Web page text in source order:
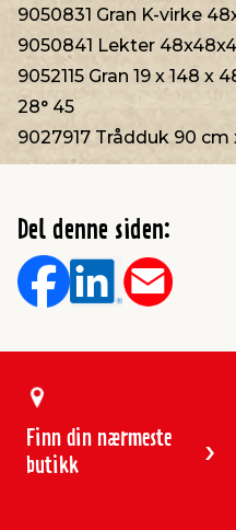
9050831 Gran K-virke
9050841 Lekter
9052115 Gran 19 x 148
28° 45
9027917 Trådduk 90
Del denne siden:
Finn din nærmeste
butikk